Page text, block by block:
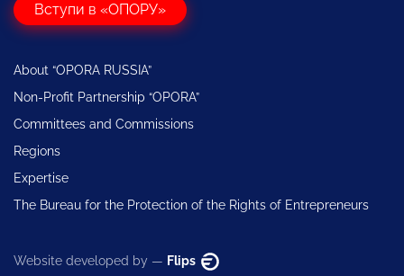
Вступи в «ОПОРУ»
About “OPORA RUSSIA”
Non-Profit Partnership “OPORA”
Committees and Commissions
Regions
Expertise
The Bureau for the Protection of the Rights of Entrepreneurs
Website developed by — Flips